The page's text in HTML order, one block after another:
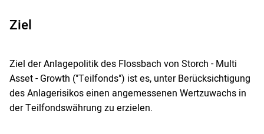
Ziel
Ziel der Anlagepolitik des Flossbach von Storch - Multi
Asset - Growth ("Teilfonds") ist es, unter Berücksichtigung
des Anlagerisikos einen angemessenen Wertzuwachs in
der Teilfondswährung zu erzielen.